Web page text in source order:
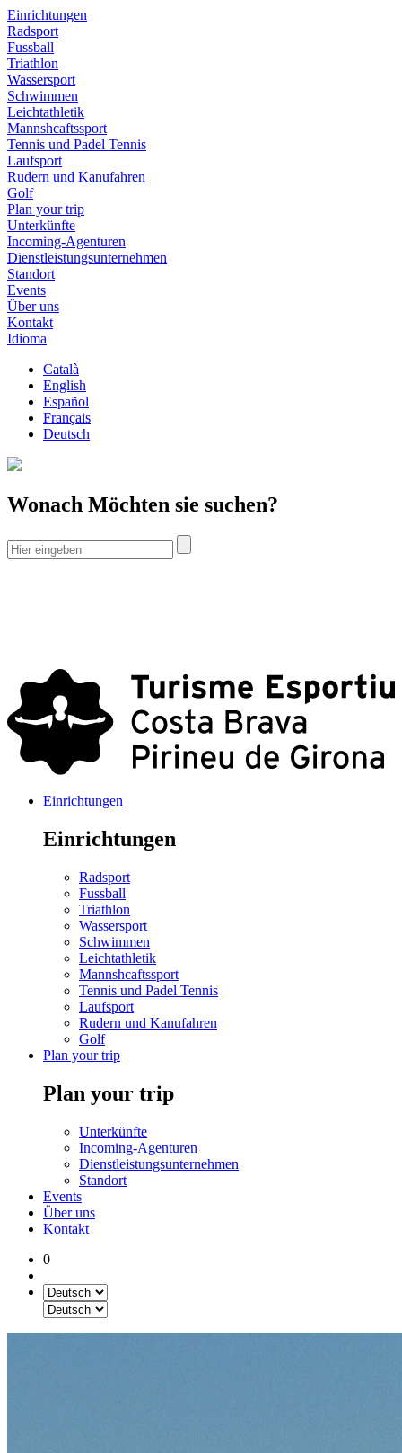
Einrichtungen
Radsport
Fussball
Triathlon
Wassersport
Schwimmen
Leichtathletik
Mannshcaftssport
Tennis und Padel Tennis
Laufsport
Rudern und Kanufahren
Golf
Plan your trip
Unterkünfte
Incoming-Agenturen
Dienstleistungsunternehmen
Standort
Events
Über uns
Kontakt
Idioma
Català
English
Español
Français
Deutsch
Wonach Möchten sie suchen?
Einrichtungen
Einrichtungen
Radsport
Fussball
Triathlon
Wassersport
Schwimmen
Leichtathletik
Mannshcaftssport
Tennis und Padel Tennis
Laufsport
Rudern und Kanufahren
Golf
Plan your trip
Plan your trip
Unterkünfte
Incoming-Agenturen
Dienstleistungsunternehmen
Standort
Events
Über uns
Kontakt
0